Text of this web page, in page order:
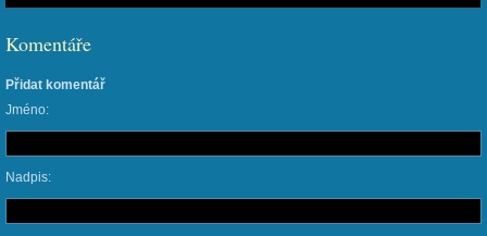
Komentáře
Přidat komentář
Jméno:
Nadpis: